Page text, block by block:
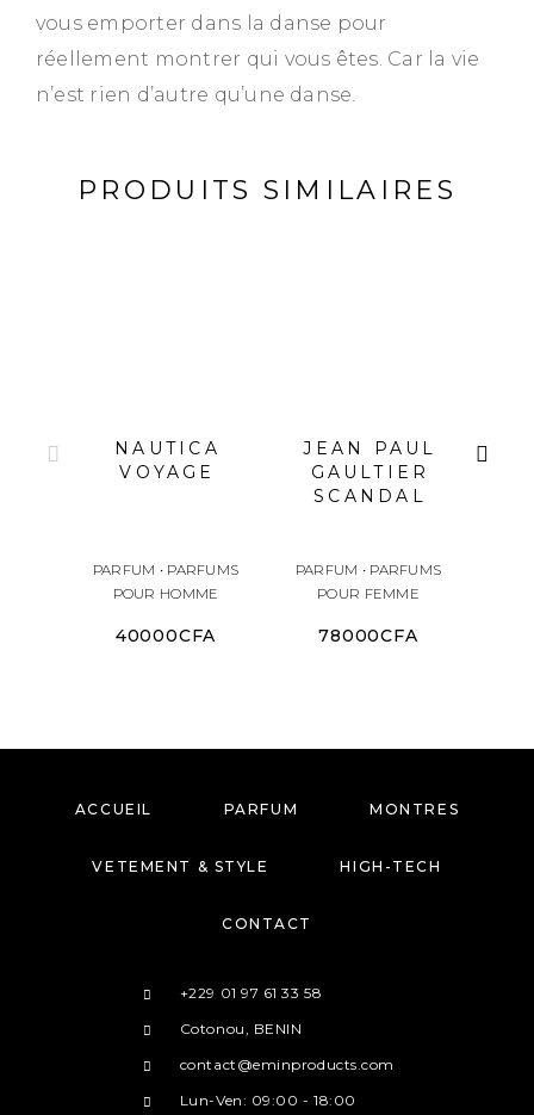
vous emporter dans la danse pour
réellement montrer qui vous êtes. Car la vie
n’est rien d’autre qu’une danse.
PRODUITS SIMILAIRES
NAUTICA
VOYAGE
PARFUM • PARFUMS
POUR HOMME
40000CFA
JEAN PAUL
GAULTIER
SCANDAL
PARFUM • PARFUMS
POUR FEMME
78000CFA
ACCUEIL PARFUM MONTRES
VETEMENT & STYLE HIGH-TECH
CONTACT
+229 01 97 61 33 58
Cotonou, BENIN
contact@eminproducts.com
Lun-Ven: 09:00 - 18:00